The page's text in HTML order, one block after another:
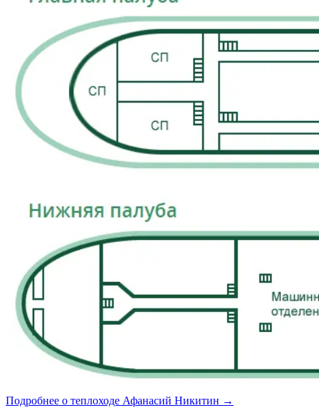
Подробнее о теплоходе Афанасий Никитин →